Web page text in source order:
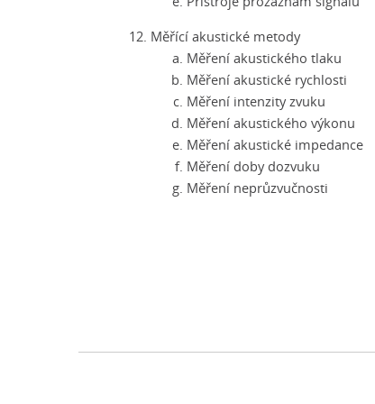
Měřící akustické metody
Měření akustického tlaku
Měření akustické rychlosti
Měření intenzity zvuku
Měření akustického výkonu
Měření akustické impedance
Měření doby dozvuku
Měření neprůzvučnosti